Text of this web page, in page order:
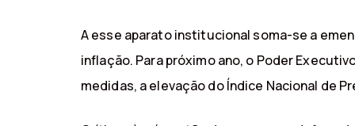
A esse aparato institucional soma-se a
inflação. Para próximo ano, o Poder
medidas, a elevação do Índice Nacional de